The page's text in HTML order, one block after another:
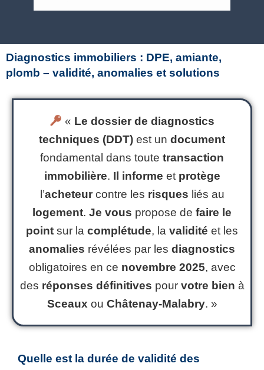
Diagnostics immobiliers : DPE, amiante,
plomb – validité, anomalies et solutions
« Le dossier de diagnostics
techniques (DDT) est un document
fondamental dans toute transaction
immobilière. Il informe et protège
l’acheteurcontre les risques liés au
logement. Je vous propose de faire le
point sur la complétude, la validité et les
anomalies révélées par les diagnostics
obligatoires en ce novembre 2025, avec
des réponses définitives pour votre bien à
Sceauxou Châtenay-Malabry. »
Quelle est la durée de validité des